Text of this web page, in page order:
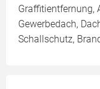
Graffitientfernung,
Gewerbedach,
Schallschutz,